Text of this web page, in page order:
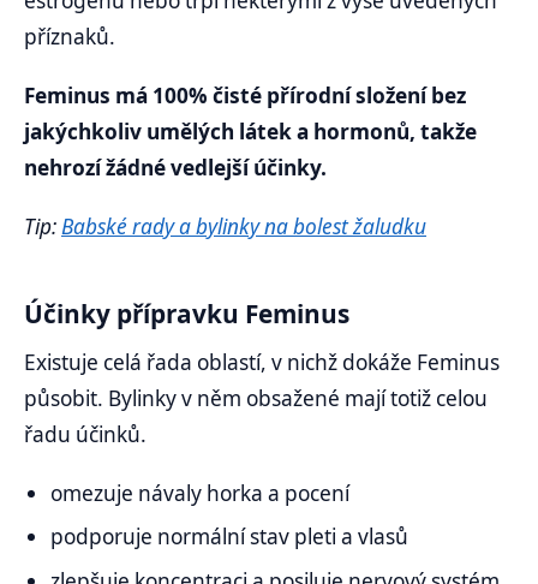
příznaků.
Feminus má 100% čisté přírodní složení bez
jakýchkoliv umělých látek a hormonů, takže
nehrozí žádné vedlejší účinky.
Tip:Babské rady a bylinky na bolest žaludku
Účinky přípravku Feminus
Existuje celá řada oblastí, v nichž dokáže Feminus
působit. Bylinky v něm obsažené mají totiž celou
řadu účinků.
omezuje návaly horka a pocení
podporuje normální stav pleti a vlasů